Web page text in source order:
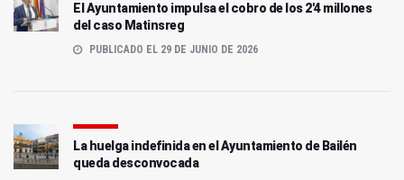
El Ayuntamiento impulsa el cobro de los 2'4 millones
del caso Matinsreg
PUBLICADO EL 29 DE JUNIO DE 2026
La huelga indefinida en el Ayuntamiento de Bailén
queda desconvocada